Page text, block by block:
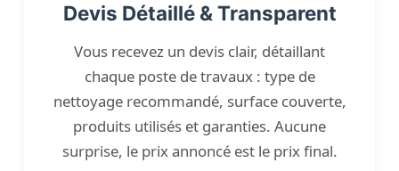
Devis Détaillé & Transparent
Vous recevez un devis clair, détaillant
chaque poste de travaux : type de
nettoyage recommandé, surface couverte,
produits utilisés et garanties. Aucune
surprise, le prix annoncé est le prix final.